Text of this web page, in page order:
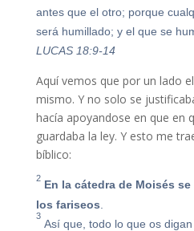
antes que el otro; porque
será humillado; y el que se
LUCAS 18:9-14
Aquí vemos que por un lado
mismo. Y no solo se
hacía apoyandose en que en
guardaba la ley. Y esto me
bíblico:
2 En la cátedra de Moisés
los fariseos
3
Así que, todo lo que os